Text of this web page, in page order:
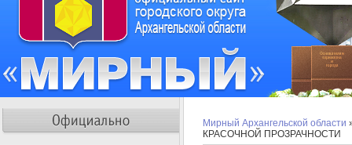
Мирный Архангельской области
КРАСОЧНОЙ ПРОЗРАЧНОСТИ